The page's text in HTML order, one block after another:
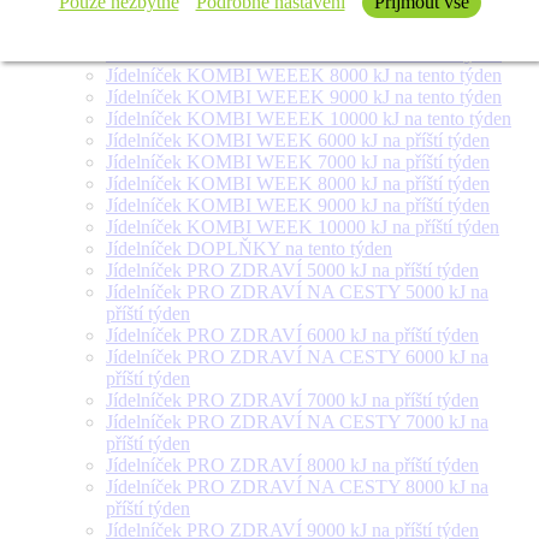
Jídelníček SALÁT + na tento týden
Jídelníček KOMBI WEEEK 8000 kJ na tento týden
Jídelníček KOMBI WEEEK 9000 kJ na tento týden
Jídelníček KOMBI WEEEK 10000 kJ na tento týden
Jídelníček KOMBI WEEK 6000 kJ na příští týden
Jídelníček KOMBI WEEK 7000 kJ na příští týden
Jídelníček KOMBI WEEK 8000 kJ na příští týden
Jídelníček KOMBI WEEK 9000 kJ na příští týden
Jídelníček KOMBI WEEK 10000 kJ na příští týden
Jídelníček DOPLŇKY na tento týden
Jídelníček PRO ZDRAVÍ 5000 kJ na příští týden
Jídelníček PRO ZDRAVÍ NA CESTY 5000 kJ na
příští týden
Jídelníček PRO ZDRAVÍ 6000 kJ na příští týden
Jídelníček PRO ZDRAVÍ NA CESTY 6000 kJ na
příští týden
Jídelníček PRO ZDRAVÍ 7000 kJ na příští týden
Jídelníček PRO ZDRAVÍ NA CESTY 7000 kJ na
příští týden
Jídelníček PRO ZDRAVÍ 8000 kJ na příští týden
Jídelníček PRO ZDRAVÍ NA CESTY 8000 kJ na
příští týden
Jídelníček PRO ZDRAVÍ 9000 kJ na příští týden